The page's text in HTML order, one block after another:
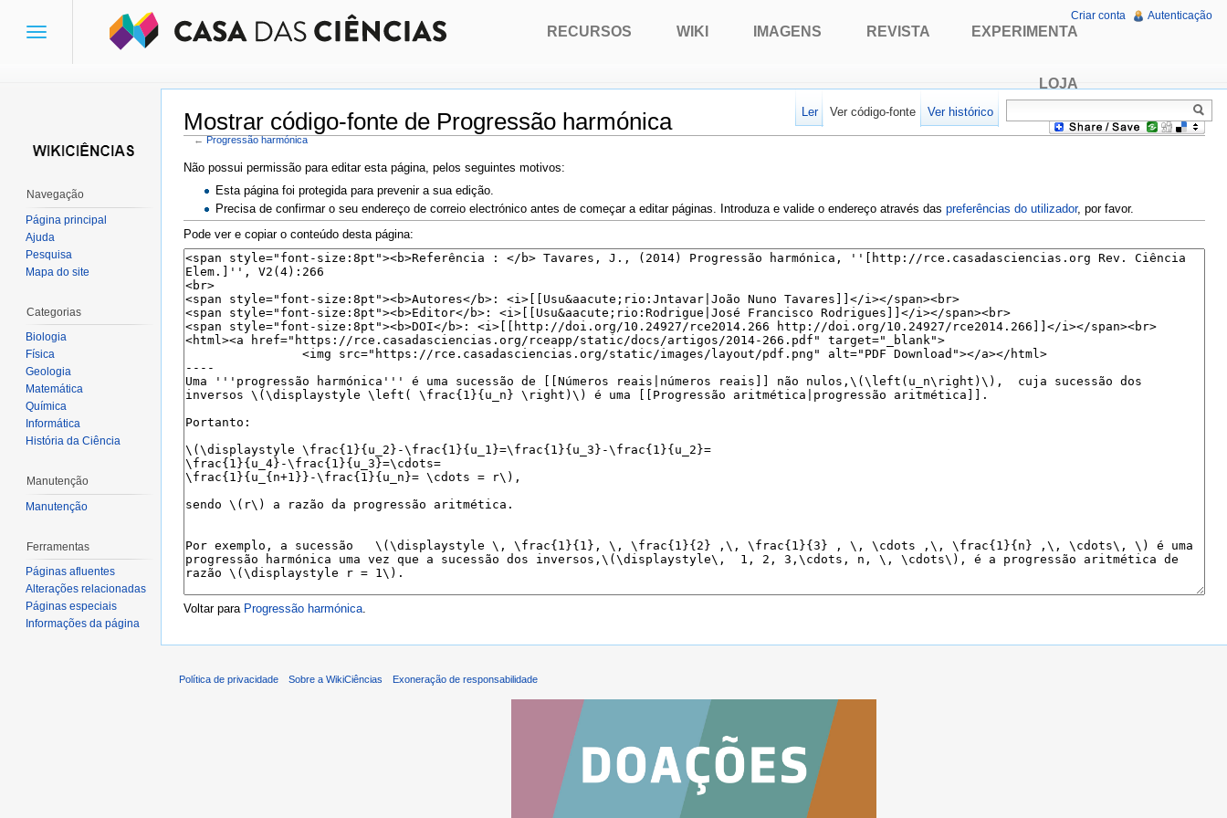
Mostrar código-fonte de Progressão harmónica
←Progressão harmónica
Não possui permissão para editar esta página, pelos seguintes motivos:
Esta página foi protegida para prevenir a sua edição.
Precisa de confirmar o seu endereço de correio electrónico antes de começar a editar páginas. Introduza e valide o endereço através daspreferências do utilizador, por favor.
Pode ver e copiar o conteúdo desta página:
Voltar para Progressão harmónica.
Toggle
RECURSOS WIKI IMAGENS REVISTA EXPERIMENTA
LOJA
Criar conta Autenticação
Ler Ver código-fonte Ver histórico
Navegação
Página principal
Ajuda
Pesquisa
Mapa do site
Categorias
Biologia
Física
Geologia
Matemática
Química
Informática
História da Ciência
Manutenção
Manutenção
Ferramentas
Páginas afluentes
Alterações relacionadas
Páginas especiais
Informações da página
Política de privacidade Sobre a WikiCiências Exoneração de responsabilidade